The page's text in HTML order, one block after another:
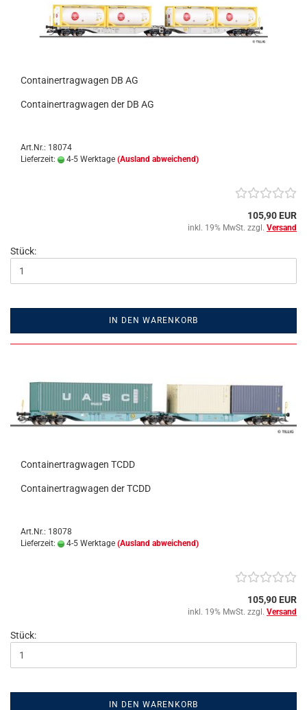
Containertragwagen DB AG
Containertragwagen der DB AG
Art.Nr.: 18074
Lieferzeit:
4-5 Werktage (Ausland abweichend)
105,90 EUR
inkl. 19% MwSt. zzgl. Versand
Stück:
IN DEN WARENKORB
Containertragwagen TCDD
Containertragwagen der TCDD
Art.Nr.: 18078
Lieferzeit:
4-5 Werktage (Ausland abweichend)
105,90 EUR
inkl. 19% MwSt. zzgl. Versand
Stück:
IN DEN WARENKORB